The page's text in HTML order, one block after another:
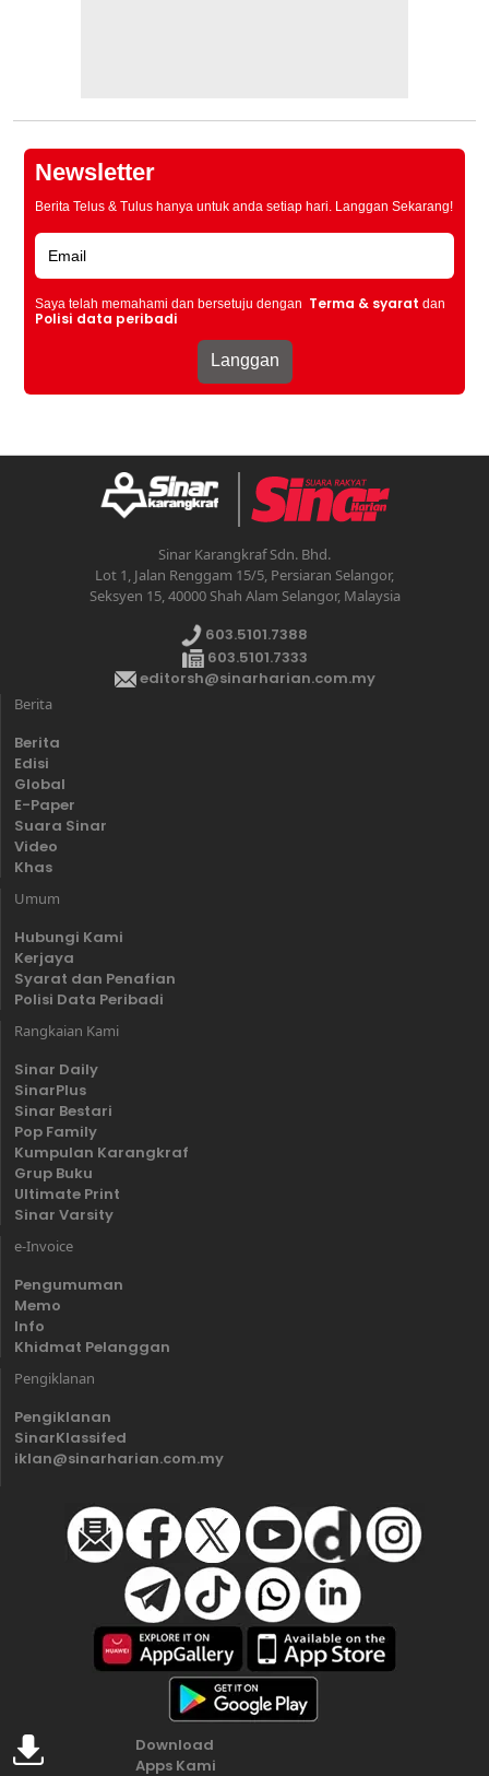
Newsletter
Berita Telus & Tulus hanya untuk anda setiap hari. Langgan Sekarang!
Saya telah memahami dan bersetuju dengan Terma & syarat dan
Polisi data peribadi
Sinar Karangkraf Sdn. Bhd.
Lot 1, Jalan Renggam 15/5, Persiaran Selangor,
Seksyen 15, 40000 Shah Alam Selangor, Malaysia
603.5101.7388
603.5101.7333
editorsh@sinarharian.com.my
Berita
Berita
Edisi
Global
E-Paper
Suara Sinar
Video
Khas
Umum
Hubungi Kami
Kerjaya
Syarat dan Penafian
Polisi Data Peribadi
Rangkaian Kami
Sinar Daily
SinarPlus
Sinar Bestari
Pop Family
Kumpulan Karangkraf
Grup Buku
Ultimate Print
Sinar Varsity
e-Invoice
Pengumuman
Memo
Info
Khidmat Pelanggan
Pengiklanan
Pengiklanan
SinarKlassifed
iklan@sinarharian.com.my
Download
Apps Kami